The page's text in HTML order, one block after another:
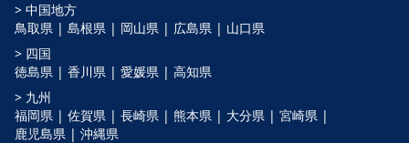
> 中国地方
鳥取県 | 島根県 | 岡山県 | 広島県 | 山口県
> 四国
徳島県 | 香川県 | 愛媛県 | 高知県
> 九州
福岡県 | 佐賀県 | 長崎県 | 熊本県 | 大分県 | 宮崎県 |
鹿児島県 | 沖縄県